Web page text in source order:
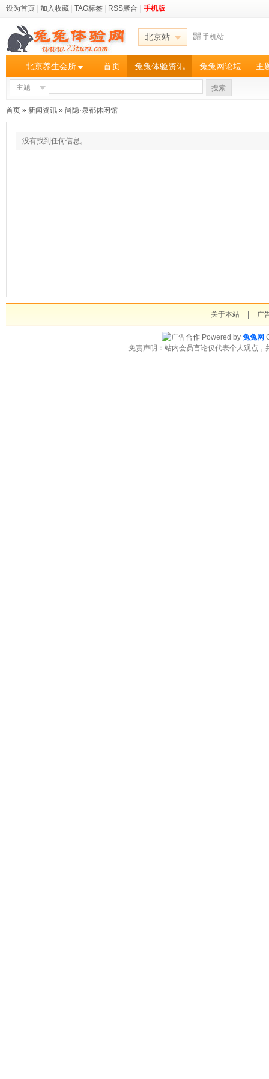
设为首页 加入收藏 TAG标签 RSS聚合 手机版
北京站 手机站
北京养生会所 首页 兔兔体验资讯 兔兔网论坛 主
主题 搜索
首页 » 新闻资讯 » 尚隐·泉都休闲馆
没有找到任何信息。
关于本站 广
Powered by 兔兔网
免责声明：站内会员言论仅代表个人观点